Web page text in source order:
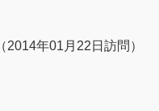
（2014年01月22日訪問）